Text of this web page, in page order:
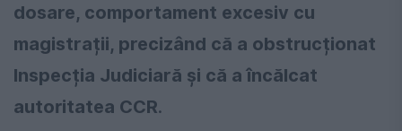
dosare, comportament excesiv cu
magistrații, precizând că a obstrucționat
Inspecția Judiciară și că a încălcat
autoritatea CCR.